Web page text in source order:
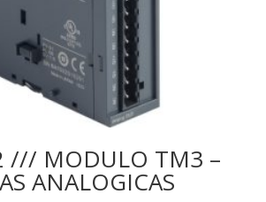
/// MODULO TM3 –
ANALOGICAS